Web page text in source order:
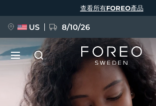
查看所有FOREO產品
US 8/10/26
新品